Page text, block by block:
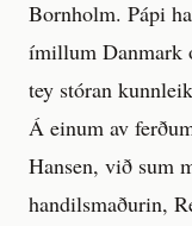
Bornholm. Pápi
ímillum Danmark
tey stóran
Á einum av
Hansen, við sum
handilsmaðurin,